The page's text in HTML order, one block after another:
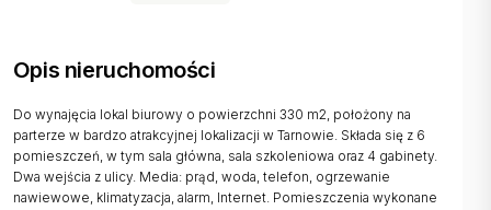
Opis nieruchomości
Do wynajęcia lokal biurowy o powierzchni 330 m2, położony na
parterze w bardzo atrakcyjnej lokalizacji w Tarnowie. Składa się z 6
pomieszczeń, w tym sala główna, sala szkoleniowa oraz 4 gabinety.
Dwa wejścia z ulicy. Media: prąd, woda, telefon, ogrzewanie
nawiewowe, klimatyzacja, alarm, Internet. Pomieszczenia wykonane